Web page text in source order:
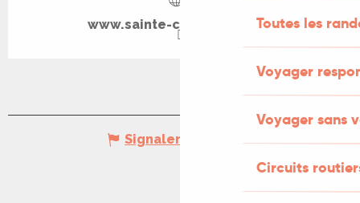
Toutes les
Voyager
Voyager sans
Circuits
www.sainte-colombe-lot.fr
Signaler une erreur